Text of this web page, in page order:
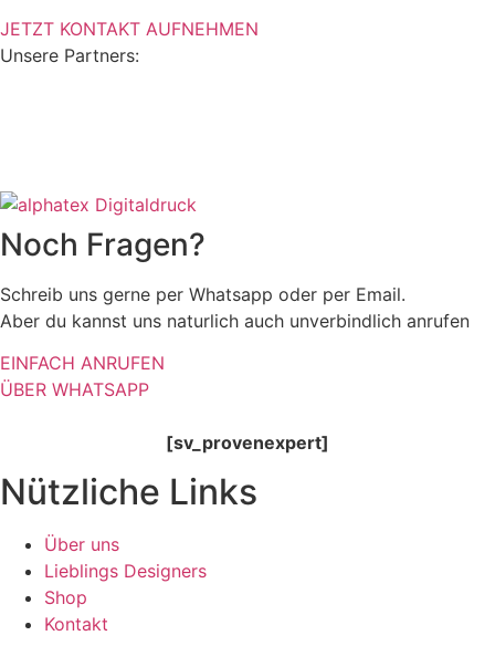
JETZT KONTAKT AUFNEHMEN
Unsere Partners:
Noch Fragen?
Schreib uns gerne per Whatsapp oder per Email.
Aber du kannst uns naturlich auch unverbindlich anrufen
EINFACH ANRUFEN
ÜBER WHATSAPP
[sv_provenexpert]
Nützliche Links
Über uns
Lieblings Designers
Shop
Kontakt